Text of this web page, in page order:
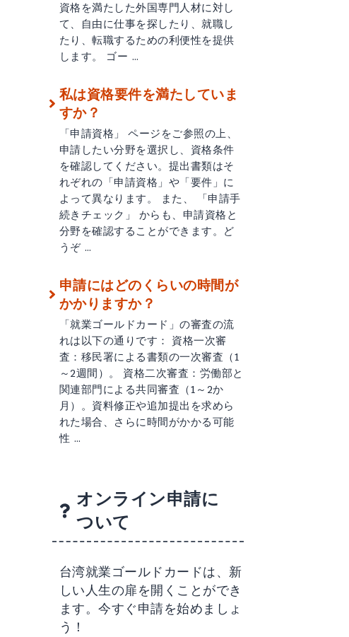
資格を満たした外国専門人材に対し
て、自由に仕事を探したり、就職し
たり、転職するための利便性を提供
します。 ゴー …
私は資格要件を満たしていま
すか？
「申請資格」 ページをご参照の上、
申請したい分野を選択し、資格条件
を確認してください。提出書類はそ
れぞれの「申請資格」や「要件」に
よって異なります。 また、 「申請手
続きチェック」 からも、申請資格と
分野を確認することができます。ど
うぞ …
申請にはどのくらいの時間が
かかりますか？
「就業ゴールドカード」の審査の流
れは以下の通りです： 資格一次審
査：移民署による書類の一次審査（1
～2週間）。 資格二次審査：労働部と
関連部門による共同審査（1～2か
月）。資料修正や追加提出を求めら
れた場合、さらに時間がかかる可能
性 …
オンライン申請に
ついて
台湾就業ゴールドカードは、新
しい人生の扉を開くことができ
ます。今すぐ申請を始めましょ
う！